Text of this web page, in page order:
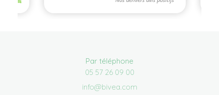
Par téléphone
05 57 26 09 00
info@bivea.com